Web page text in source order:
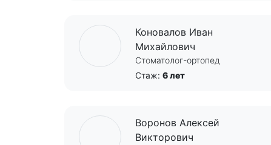
Коновалов Иван
Михайлович
Cтоматолог-ортопед
Стаж: 6 лет
Воронов Алексей
Викторович